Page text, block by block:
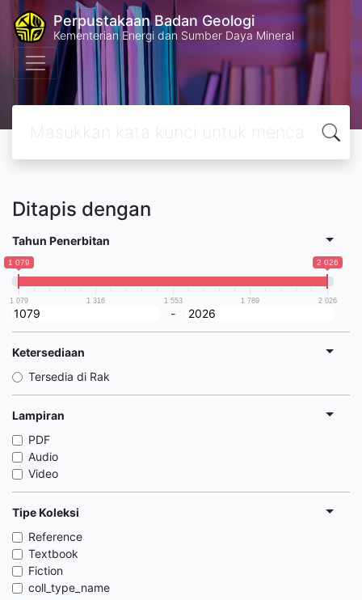
Perpustakaan Badan Geologi
Kementerian Energi dan Sumber Daya Mineral
Ditapis dengan
Tahun Penerbitan
1 079 2 026
1 079 1 316 1 553 1 789 2 026
-
Ketersediaan
Tersedia di Rak
Lampiran
PDF
Audio
Video
Tipe Koleksi
Reference
Textbook
Fiction
coll_type_name